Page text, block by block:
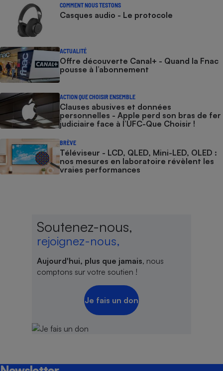
COMMENT NOUS TESTONS
Casques audio - Le protocole
ACTUALITÉ
Offre découverte Canal+ - Quand la Fnac
pousse à l’abonnement
ACTION QUE CHOISIR ENSEMBLE
Clauses abusives et données
personnelles - Apple perd son bras de fer
judiciaire face à l’UFC-Que Choisir !
BRÈVE
Téléviseur - LCD, QLED, Mini-LED, OLED :
nos mesures en laboratoire révèlent les
vraies performances
Soutenez-nous,
rejoignez-nous,
Aujourd'hui, plus que jamais, nous
comptons sur votre soutien !
Je fais un don